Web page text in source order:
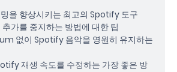
을 향상시키는 최고의 Spotify 도구
가를 중지하는 방법에 대한 팁
없이 Spotify 음악을 영원히 유지하는
재생 속도를 수정하는 가장 좋은 방